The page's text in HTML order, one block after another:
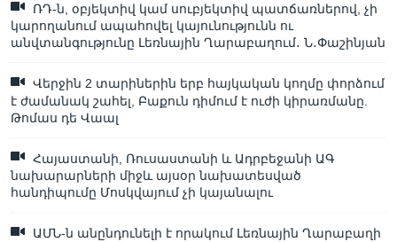
ՌԴ-ն, օբյեկտիվ կամ սուբյեկտիվ պատճառներով, չի
կարողանում ապահովել կայունությունն ու
անվտանգությունը Լեռնային Ղարաբաղում․ Ն․Փաշինյան
Վերջին 2 տարիներին երբ հայկական կողմը փորձում
է ժամանակ շահել, Բաքուն դիմում է ուժի կիրառմանը.
Թոմաս դե Վաալ
Հայաստանի, Ռուսաստանի և Ադրբեջանի ԱԳ
նախարարների միջև այսօր նախատեսված
հանդիպումը Մոսկվայում չի կայանալու
ԱՄՆ-ն անընդունելի է որակում Լեռնային Ղարաբաղի